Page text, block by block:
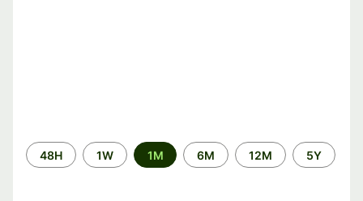
ระยะ
เวลา
48H 1W 1M 6M 12M 5Y